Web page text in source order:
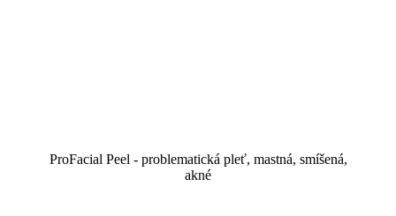
ProFacial Peel - problematická pleť, mastná, smíšená,
akné